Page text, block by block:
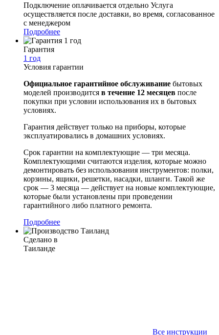
Подключение оплачивается отдельно Услуга
осуществляется после доставки, во время, согласованное
с менеджером
Подробнее
Гарантия
1 год
Условия гарантии
Официальное гарантийное обслуживание бытовых
моделей производится в течение 12 месяцев после
покупки при условии использования их в бытовых
условиях.
Гарантия действует только на приборы, которые
эксплуатировались в домашних условиях.
Срок гарантии на комплектующие — три месяца.
Комплектующими считаются изделия, которые можно
демонтировать без использования инструментов: полки,
корзины, ящики, решетки, насадки, шланги. Такой же
срок — 3 месяца — действует на новые комплектующие,
которые были установлены при проведении
гарантийного либо платного ремонта.
Подробнее
Сделано в
Таиланде
Все инструкции